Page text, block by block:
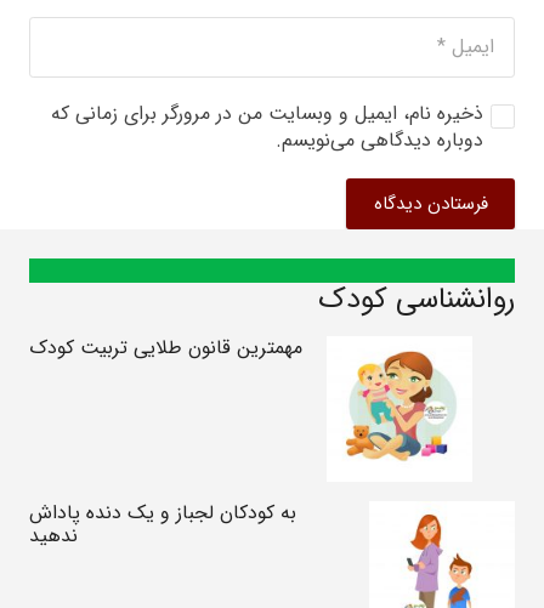
ذخیره نام، ایمیل و وبسایت من در مرورگر برای زمانی که
دوباره دیدگاهی می‌نویسم.
فرستادن دیدگاه
روانشناسی کودک
مهمترین قانون طلایی تربیت کودک
به کودکان لجباز و یک دنده پاداش
ندهید